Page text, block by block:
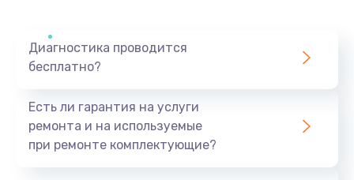
Заказать
Диагностика проводится
бесплатно?
Есть ли гарантия на услуги
ремонта и на используемые
при ремонте комплектующие?